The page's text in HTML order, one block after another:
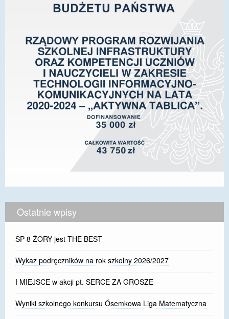
Ostatnie wpisy
SP-8 ŻORY jest THE BEST
Wykaz podręczników na rok szkolny 2026/2027
I MIEJSCE w akcji pt. SERCE ZA GROSZE
Wyniki szkolnego konkursu Ósemkowa Liga Matematyczna